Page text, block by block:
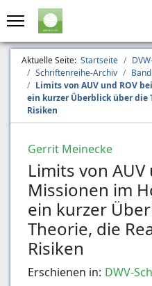
Aktuelle Seite: Startseite
Schriftenreihe-Archiv
Limits von AUV und ROV
ein kurzer Überblick über die
Risiken
Gerrit Meinecke
Limits von AUV
Missionen im
ein kurzer
Theorie, die
Risiken
Erschienen in: DWV-